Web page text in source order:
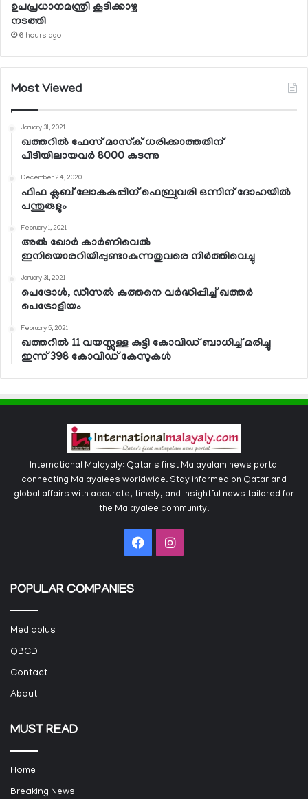
ഉപപ്രധാനമന്ത്രി കൂടിക്കാഴ്ച
നടത്തി
6 hours ago
Most Viewed
January 31, 2021
ഖത്തറില്‍ ഫേസ് മാസ്‌ക് ധരിക്കാത്തതിന്
പിടിയിലായവര്‍ 8000 കടന്നു
December 24, 2020
ഫിഫ ക്ലബ് ലോകകപ്പിന് ഫെബ്രുവരി ഒന്നിന് ദോഹയില്‍
പന്തുരുളും
February 1, 2021
അല്‍ ഖോര്‍ കാര്‍ണിവെല്‍
ഇനിയൊരറിയിപ്പുണ്ടാകുന്നതുവരെ നിര്‍ത്തിവെച്ചു
January 31, 2021
പെട്രോള്‍, ഡീസല്‍ കുത്തനെ വര്‍ദ്ധിപ്പിച്ച് ഖത്തര്‍
പെട്രോളിയം
February 5, 2021
ഖത്തറില്‍ 11 വയസ്സുള്ള കുട്ടി കോവിഡ് ബാധിച്ച് മരിച്ചു
ഇന്ന് 398 കോവിഡ് കേസുകള്‍
International Malayaly: Qatar's first Malayalam news portal
connecting Malayalees worldwide. Stay informed on Qatar and
global affairs with accurate, timely, and insightful news tailored for
the Malayalee community.
FacebookInstagram
POPULAR COMPANIES
Mediaplus
QBCD
Contact
About
MUST READ
Home
Breaking News